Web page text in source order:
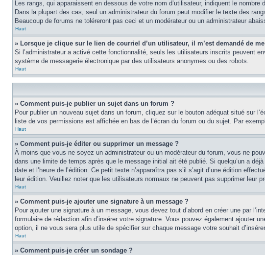
Les rangs, qui apparaissent en dessous de votre nom d’utilisateur, indiquent le
Dans la plupart des cas, seul un administrateur du forum peut modifier le texte des
Beaucoup de forums ne toléreront pas ceci et un modérateur ou un administrateur
Haut
» Lorsque je clique sur le lien de courriel d’un utilisateur, il m’est demandé de
Si l’administrateur a activé cette fonctionnalité, seuls les utilisateurs inscrits peuvent
système de messagerie électronique par des utilisateurs anonymes ou des robots.
Haut
» Comment puis-je publier un sujet dans un forum ?
Pour publier un nouveau sujet dans un forum, cliquez sur le bouton adéquat situé sur
liste de vos permissions est affichée en bas de l’écran du forum ou du sujet. Par
Haut
» Comment puis-je éditer ou supprimer un message ?
À moins que vous ne soyez un administrateur ou un modérateur du forum, vous ne
dans une limite de temps après que le message initial ait été publié. Si quelqu’un a
date et l’heure de l’édition. Ce petit texte n’apparaîtra pas s’il s’agit d’une édition
leur édition. Veuillez noter que les utilisateurs normaux ne peuvent pas supprimer leur
Haut
» Comment puis-je ajouter une signature à un message ?
Pour ajouter une signature à un message, vous devez tout d’abord en créer une par
formulaire de rédaction afin d’insérer votre signature. Vous pouvez également ajouter
option, il ne vous sera plus utile de spécifier sur chaque message votre souhait
Haut
» Comment puis-je créer un sondage ?